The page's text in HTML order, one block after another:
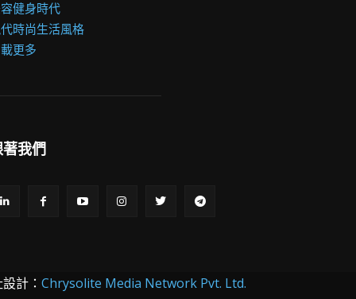
健身時代
時尚生活風格
更多
我們
計： Chrysolite Media Network Pvt. Ltd.